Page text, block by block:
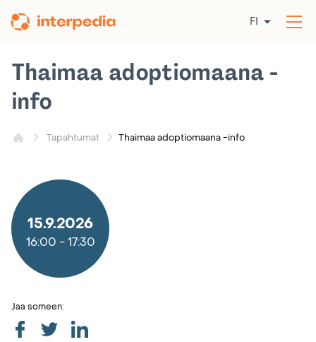
sisältöön
FI
Tapahtumat Thaimaa adoptiomaana -info
Thaimaa adoptiomaana -
info
15.9.2026
16:00 -17:30
Jaa someen: